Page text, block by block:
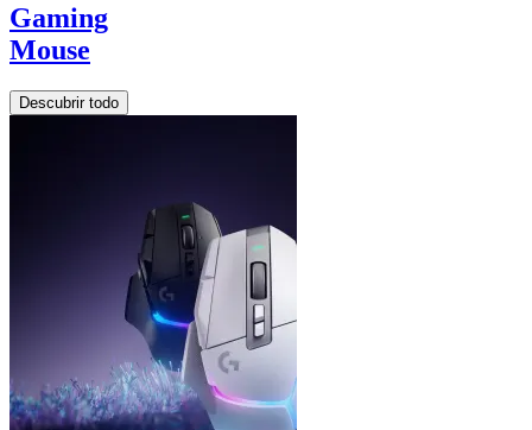
Gaming
Mouse
Descubrir todo